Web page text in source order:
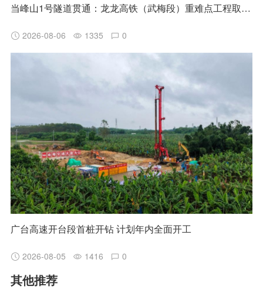
当峰山1号隧道贯通：龙龙高铁（武梅段）重难点工程取得阶段性突破
2026-08-06 1335 0
广台高速开台段首桩开钻 计划年内全面开工
2026-08-05 1416 0
其他推荐